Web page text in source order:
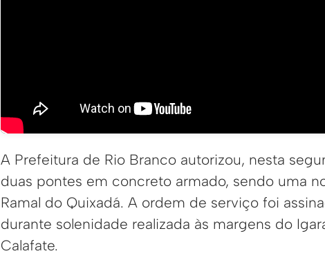
A Prefeitura de Rio Branco autorizou, nesta
duas pontes em concreto armado, sendo uma
Ramal do Quixadá. A ordem de serviço foi
durante solenidade realizada às margens do
Calafate.